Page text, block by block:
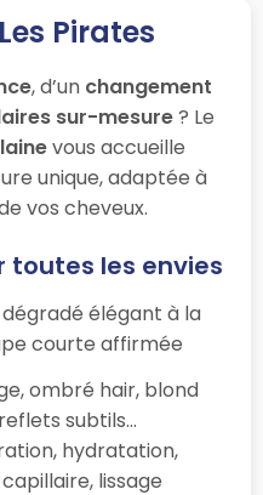
Pirates
, d’un changement
sur-mesure? Le
vous accueille
unique, adaptée à
vos cheveux.
toutes les envies
dégradé élégant à la
courte affirmée
ombré hair, blond
subtils…
hydratation,
lissage